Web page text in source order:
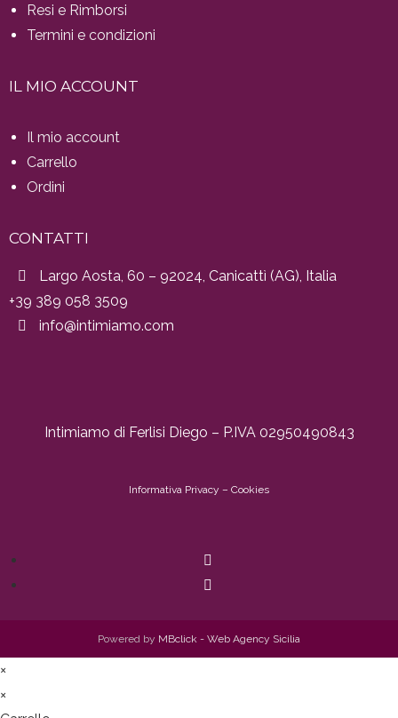
Resi e Rimborsi
Termini e condizioni
IL MIO ACCOUNT
Il mio account
Carrello
Ordini
CONTATTI
Largo Aosta, 60 – 92024, Canicattì (AG), Italia
+39 389 058 3509
info@intimiamo.com
Intimiamo di Ferlisi Diego – P.IVA 02950490843
Informativa Privacy – Cookies
Powered by MBclick - Web Agency Sicilia
×
×